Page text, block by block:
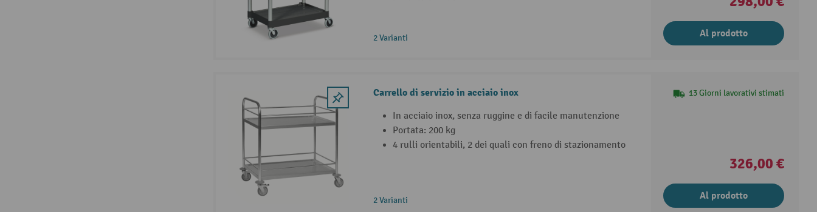
2 Varianti Al prodotto
Carrello di servizio in acciaio inox
In acciaio inox, senza ruggine e di facile manutenzione
Portata: 200 kg
4 rulli orientabili, 2 dei quali con freno di stazionamento
2 Varianti
13 Giorni lavorativi stimati
326,00 €
Al prodotto